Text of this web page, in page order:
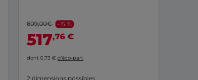
609,00€ -15 %
517,76 €
dont 0,73 €d’éco-part
2 dimensions possibles